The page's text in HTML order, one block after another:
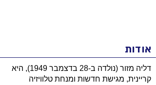
אודות
דליה מזור (נולדה ב-28 בדצמבר 1949), היא
קריינית, מגישת חדשות ומנחת טלוויזיה